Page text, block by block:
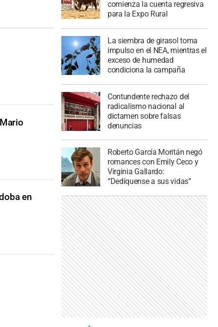
en
comienza la cuenta regresiva
para la Expo Rural
La siembra de girasol toma
impulso en el NEA, mientras el
exceso de humedad
condiciona la campaña
Contundente rechazo del
radicalismo nacional al
dictamen sobre falsas
denuncias
Roberto García Moritán negó
romances con Emily Ceco y
Virginia Gallardo:
“Dedíquense a sus vidas”